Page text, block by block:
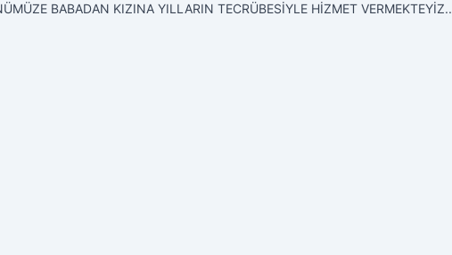
BABADAN KIZINA YILLARIN TECRÜBESİYLE HİZMET VERMEKTEYİZ..